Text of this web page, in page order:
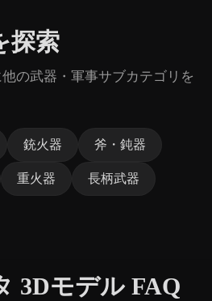
探索
の武器・軍事サブカテゴリを
銃火器 斧・鈍器
重火器 長柄武器
3Dモデル FAQ